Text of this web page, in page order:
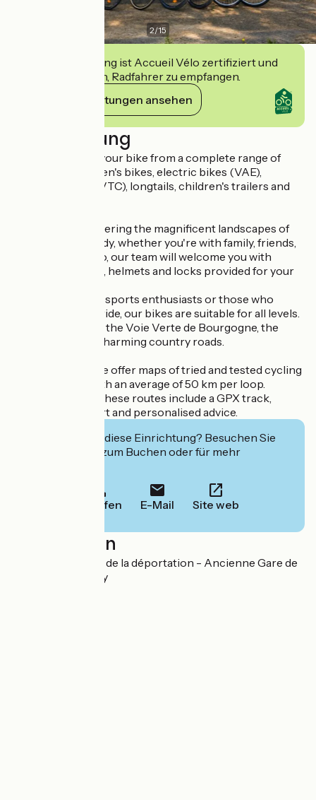
2/15
Diese Einrichtung ist Accueil Vélo zertifiziert und
verpflichtet sich, Radfahrer zu empfangen.
Ihre Verpflichtungen ansehen
Beschreibung
From Cluny, hire your bike from a complete range of
adult bikes, children's bikes, electric bikes (VAE),
mountain bikes (VTC), longtails, children's trailers and
Perfect for discovering the magnificent landscapes of
Southern Burgundy, whether you're with family, friends,
as a couple or solo, our team will welcome you with
quality equipment, helmets and locks provided for your
For nature lovers, sports enthusiasts or those who
prefer a leisurely ride, our bikes are suitable for all levels.
Take advantage of the Voie Verte de Bourgogne, the
towpaths or the charming country roads.
Short of ideas? We offer maps of tried and tested cycling
routes for sale, with an average of 50 km per loop.
Accessible to all, these routes include a GPX track,
telephone support and personalised advice.
Interessiert Sie diese Einrichtung? Besuchen Sie
deren Website zum Buchen oder für mehr
Anrufen E-Mail Site web
Localisation
Place des martyrs de la déportation - Ancienne Gare de
Cluny 71250 Cluny